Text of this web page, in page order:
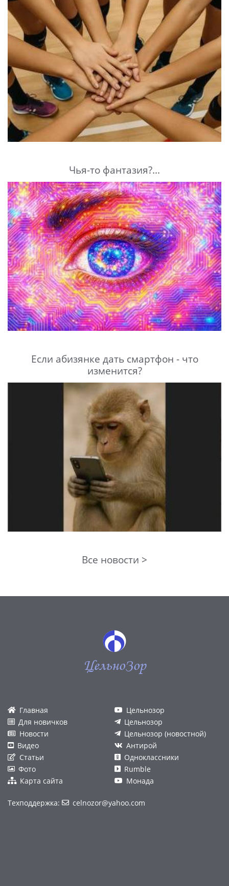
Чья-то фантазия?...
Если абизянке дать смартфон - что
изменится?
Все новости >
ЦельноЗор
Главная
Для новичков
Новости
Видео
Статьи
Фото
Карта сайта
Цельнозор
Цельнозор
Цельнозор (новостной)
Антирой
Одноклассники
Rumble
Монада
Техподдержка: celnozor@yahoo.com